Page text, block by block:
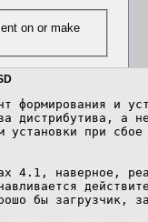
формирования и
дистрибутива, а
при сбое
4.1, наверное,
бы загрузчик,